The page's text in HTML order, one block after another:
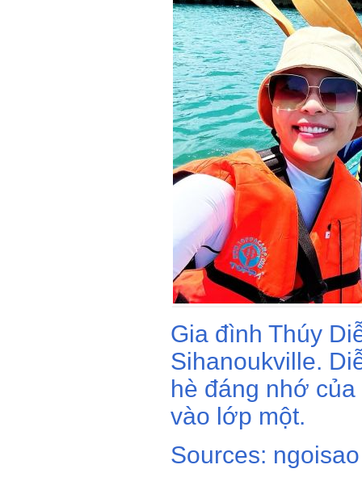
Gia đình Thúy
Sihanoukville.
hè đáng nhớ
vào lớp một.
Sources: ngoisao